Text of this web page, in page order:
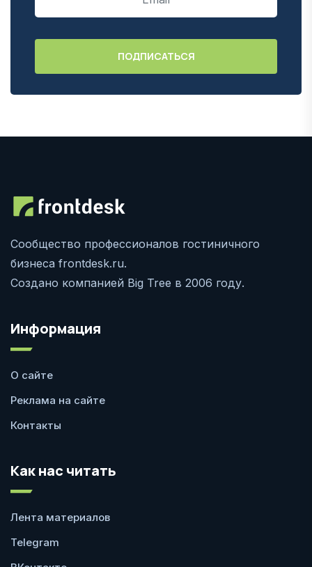
Сообщество профессионалов гостиничного
бизнеса frontdesk.ru.
Создано компанией Big Tree в 2006 году.
Информация
О сайте
Реклама на сайте
Контакты
Как нас читать
Лента материалов
Telegram